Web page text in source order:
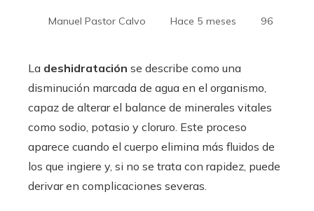
Manuel Pastor Calvo Hace 5 meses 96
La deshidratación se describe como una
disminución marcada de agua en el organismo,
capaz de alterar el balance de minerales vitales
como sodio, potasio y cloruro. Este proceso
aparece cuando el cuerpo elimina más fluidos de
los que ingiere y, si no se trata con rapidez, puede
derivar en complicaciones severas.